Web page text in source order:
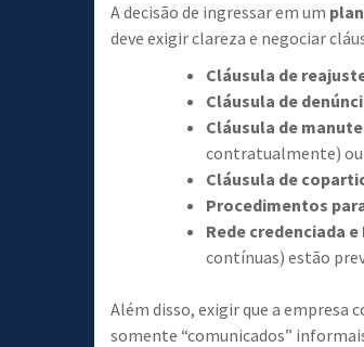
A decisão de ingressar em um
deve exigir clareza e negociar
Cláusula de
Cláusula de
Cláusula de
contratualmente) ou
Cláusula de
Procedimentos
Rede credenciada
contínuas) estão
Além disso, exigir que a empresa
somente “comunicados”